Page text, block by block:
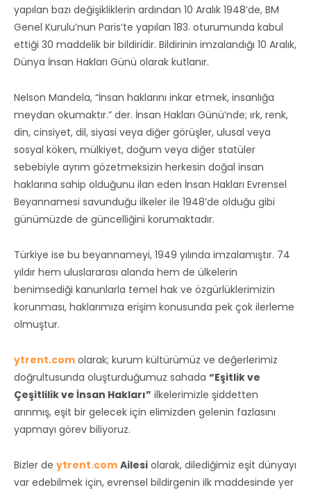
yapılan bazı değişikliklerin ardından 10 Aralık 1948’de, BM
Genel Kurulu’nun Paris’te yapılan 183. oturumunda kabul
ettiği 30 maddelik bir bildiridir. Bildirinin imzalandığı 10 Aralık,
Dünya İnsan Hakları Günü olarak kutlanır.
Nelson Mandela, “İnsan haklarını inkar etmek, insanlığa
meydan okumaktır.” der. İnsan Hakları Günü’nde; ırk, renk,
din, cinsiyet, dil, siyasi veya diğer görüşler, ulusal veya
sosyal köken, mülkiyet, doğum veya diğer statüler
sebebiyle ayrım gözetmeksizin herkesin doğal insan
haklarına sahip olduğunu ilan eden İnsan Hakları Evrensel
Beyannamesi savunduğu ilkeler ile 1948’de olduğu gibi
günümüzde de güncelliğini korumaktadır.
Türkiye ise bu beyannameyi, 1949 yılında imzalamıştır. 74
yıldır hem uluslararası alanda hem de ülkelerin
benimsediği kanunlarla temel hak ve özgürlüklerimizin
korunması, haklarımıza erişim konusunda pek çok ilerleme
olmuştur.
ytrent.com olarak; kurum kültürümüz ve değerlerimiz
doğrultusunda oluşturduğumuz sahada “Eşitlik ve
Çeşitlilik ve İnsan Hakları” ilkelerimizle şiddetten
arınmış, eşit bir gelecek için elimizden gelenin fazlasını
yapmayı görev biliyoruz.
Bizler de ytrent.com Ailesi olarak, dilediğimiz eşit dünyayı
var edebilmek için, evrensel bildirgenin ilk maddesinde yer